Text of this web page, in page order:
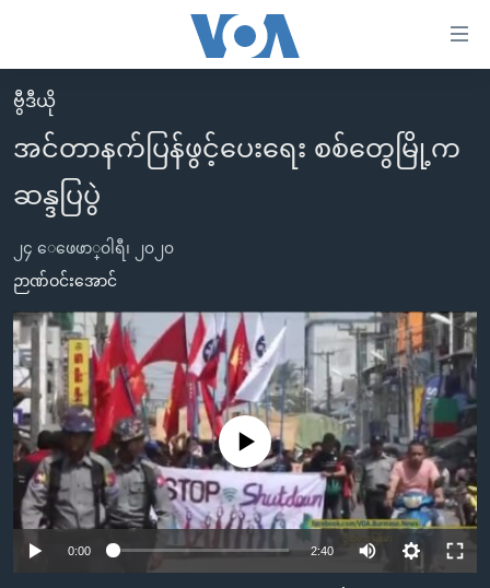
လွယ်ကူ
စေ
Link
များ
ပင်မ
အကြောင်းအရာ
သို့
ကျော်
ကြည့်
ရန်
ပင်မ
ညွန်း
စာမျက်နှာ
မူလစာမျက်နှာ
မြန်မာ
ကမ္ဘာ့သတင်းများ
အမေရိကန်
တရုတ်
အစ္စရေး-ပါလက်စတိုင်း
သတင်းလွတ်လပ်ခွင့်
ရပ်ဝန်းတခု လမ်းတခု အလွန်
အင်္ဂလိပ်စာလေ့လာမယ်
အမေရိကန်သုံးအီဒီယံ
မကြေးမုံရဲ့ အင်္ဂလိပ်စာ
ရုပ်ရှင်ထဲက အင်္ဂလိပ်စာ
သုတပဒေသာ အင်္ဂလိပ်စာ
အပတ်စဉ်ကဏ္ဍများ
ရေဒီယို
တီဗွီ
ရေဒီယိုနှင့်ရုပ်သံ အချက်အလက်များ
ရေဒီယို/တီဗွီအစီအစဉ်
Learning English
ဗွီဒီယို
အင်တာနက်ပြန်ဖွင့်ပေးရေး စစ်တွေမြို့က
ဆန္ဒပြပွဲ
၂၄ ေဖေဖာ္၀ါရီ၊ ၂၀၂၀
ဉာဏ်ဝင်းအောင်
No media source currently available
0:00 2:40